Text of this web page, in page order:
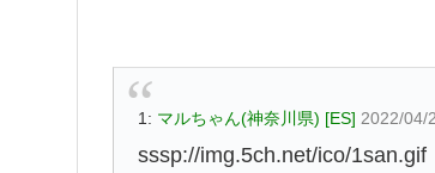
1: マルちゃん(神奈川県) [ES] 2022/04/
sssp://img.5ch.net/ico/1san.gif